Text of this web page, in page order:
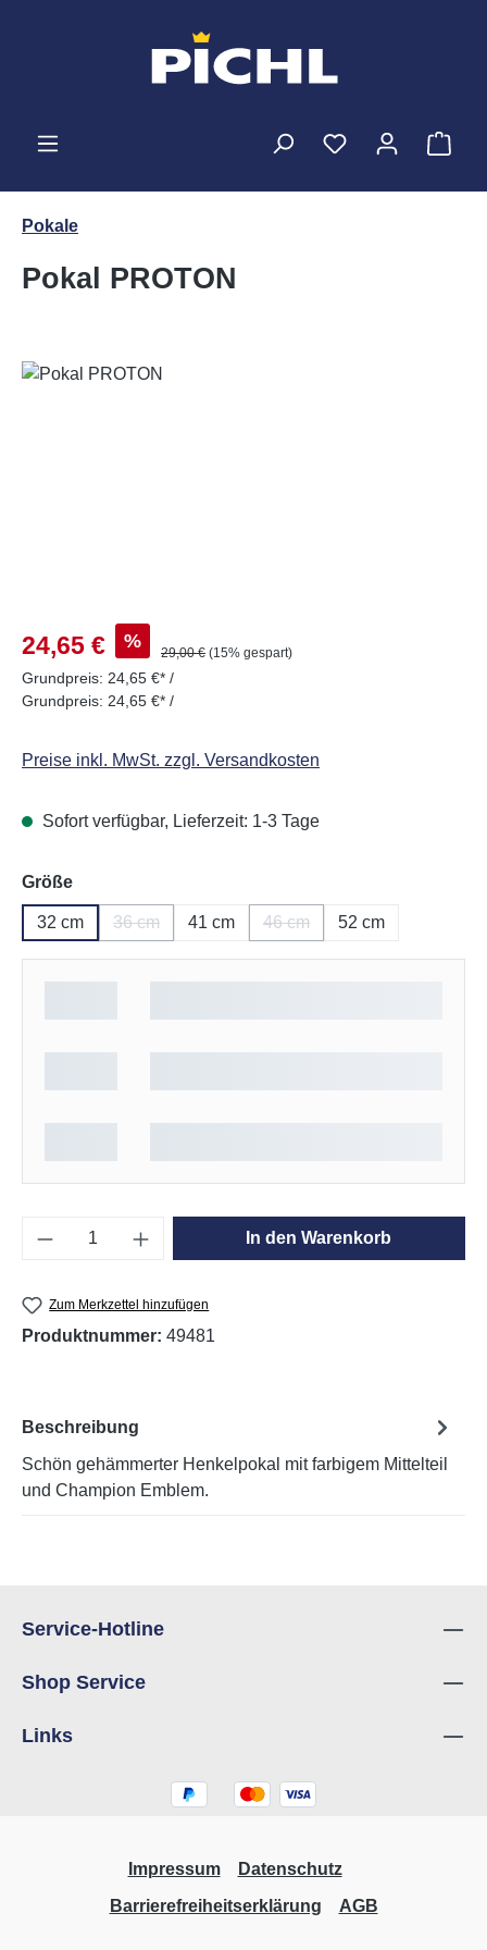
Pokale
Pokal PROTON
Bildergalerie überspringen
Verkaufspreis:
24,65 € % Regulärer Preis:
29,00 € (15% gespart)
Grundpreis: 24,65 €* /
Grundpreis: 24,65 €* /
Preise inkl. MwSt. zzgl. Versandkosten
Sofort verfügbar, Lieferzeit: 1-3 Tage
Größeauswählen
32 cm 36 cm 41 cm 46 cm 52 cm
Produkt Anzahl: Gib den gewünschten
In den Warenkorb
Zum Merkzettel hinzufügen
Produktnummer: 49481
Beschreibung
Schön gehämmerter Henkelpokal mit farbigem Mittelteil
und Champion Emblem.
Service-Hotline
Shop Service
Links
Impressum
Datenschutz
Barrierefreiheitserklärung
AGB